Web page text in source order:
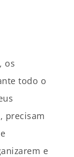
os
todo o
precisam
e